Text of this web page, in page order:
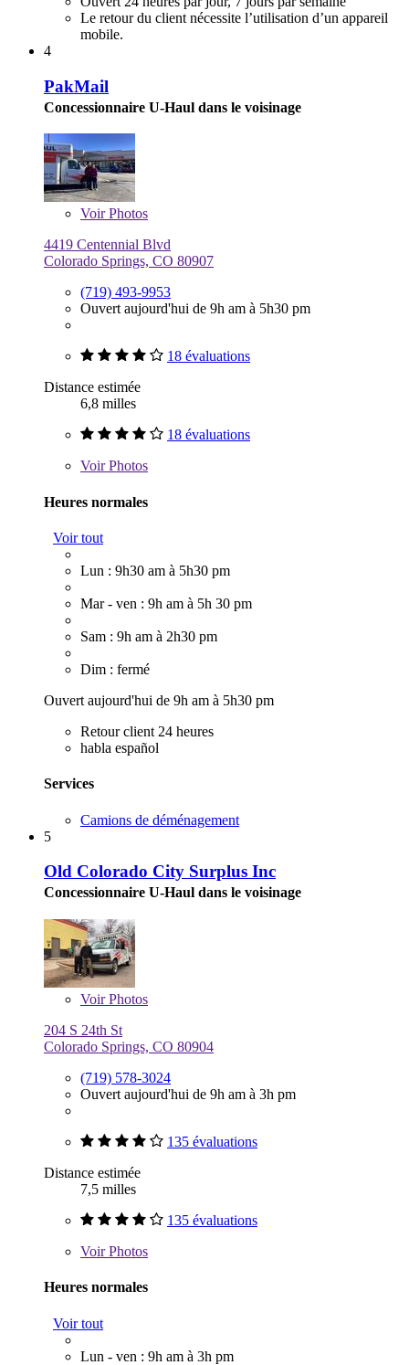
Le retour du client nécessite l’utilisation d’un appareil
mobile.
4
PakMail
Concessionnaire U-Haul dans le voisinage
VoirPhotos
4419 Centennial Blvd
Colorado Springs, CO 80907
(719) 493-9953
Ouvert aujourd'hui de 9h am à 5h30 pm
18 évaluations
Distance estimée
6,8 milles
18 évaluations
VoirPhotos
Heures normales
Voir tout
Lun : 9h30 am à 5h30 pm
Mar - ven : 9h am à 5h 30 pm
Sam : 9h am à 2h30 pm
Dim : fermé
Ouvert aujourd'hui de 9h am à 5h30 pm
Retour client 24 heures
habla español
Services
Camions de déménagement
5
Old Colorado City Surplus Inc
Concessionnaire U-Haul dans le voisinage
VoirPhotos
204 S 24th St
Colorado Springs, CO 80904
(719) 578-3024
Ouvert aujourd'hui de 9h am à 3h pm
135 évaluations
Distance estimée
7,5 milles
135 évaluations
VoirPhotos
Heures normales
Voir tout
Lun - ven : 9h am à 3h pm